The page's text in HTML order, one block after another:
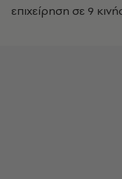
επιχείρηση σε 9